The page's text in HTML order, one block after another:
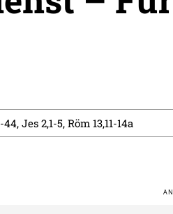
Jes 2,1-5, Röm 13,11-14a